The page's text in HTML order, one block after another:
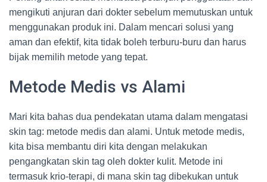
mengikuti anjuran dari dokter sebelum memutuskan untuk
menggunakan produk ini. Dalam mencari solusi yang
aman dan efektif, kita tidak boleh terburu-buru dan harus
bijak memilih metode yang tepat.
Metode Medis vs Alami
Mari kita bahas dua pendekatan utama dalam mengatasi
skin tag: metode medis dan alami. Untuk metode medis,
kita bisa membantu diri kita dengan melakukan
pengangkatan skin tag oleh dokter kulit. Metode ini
termasuk krio-terapi, di mana skin tag dibekukan untuk